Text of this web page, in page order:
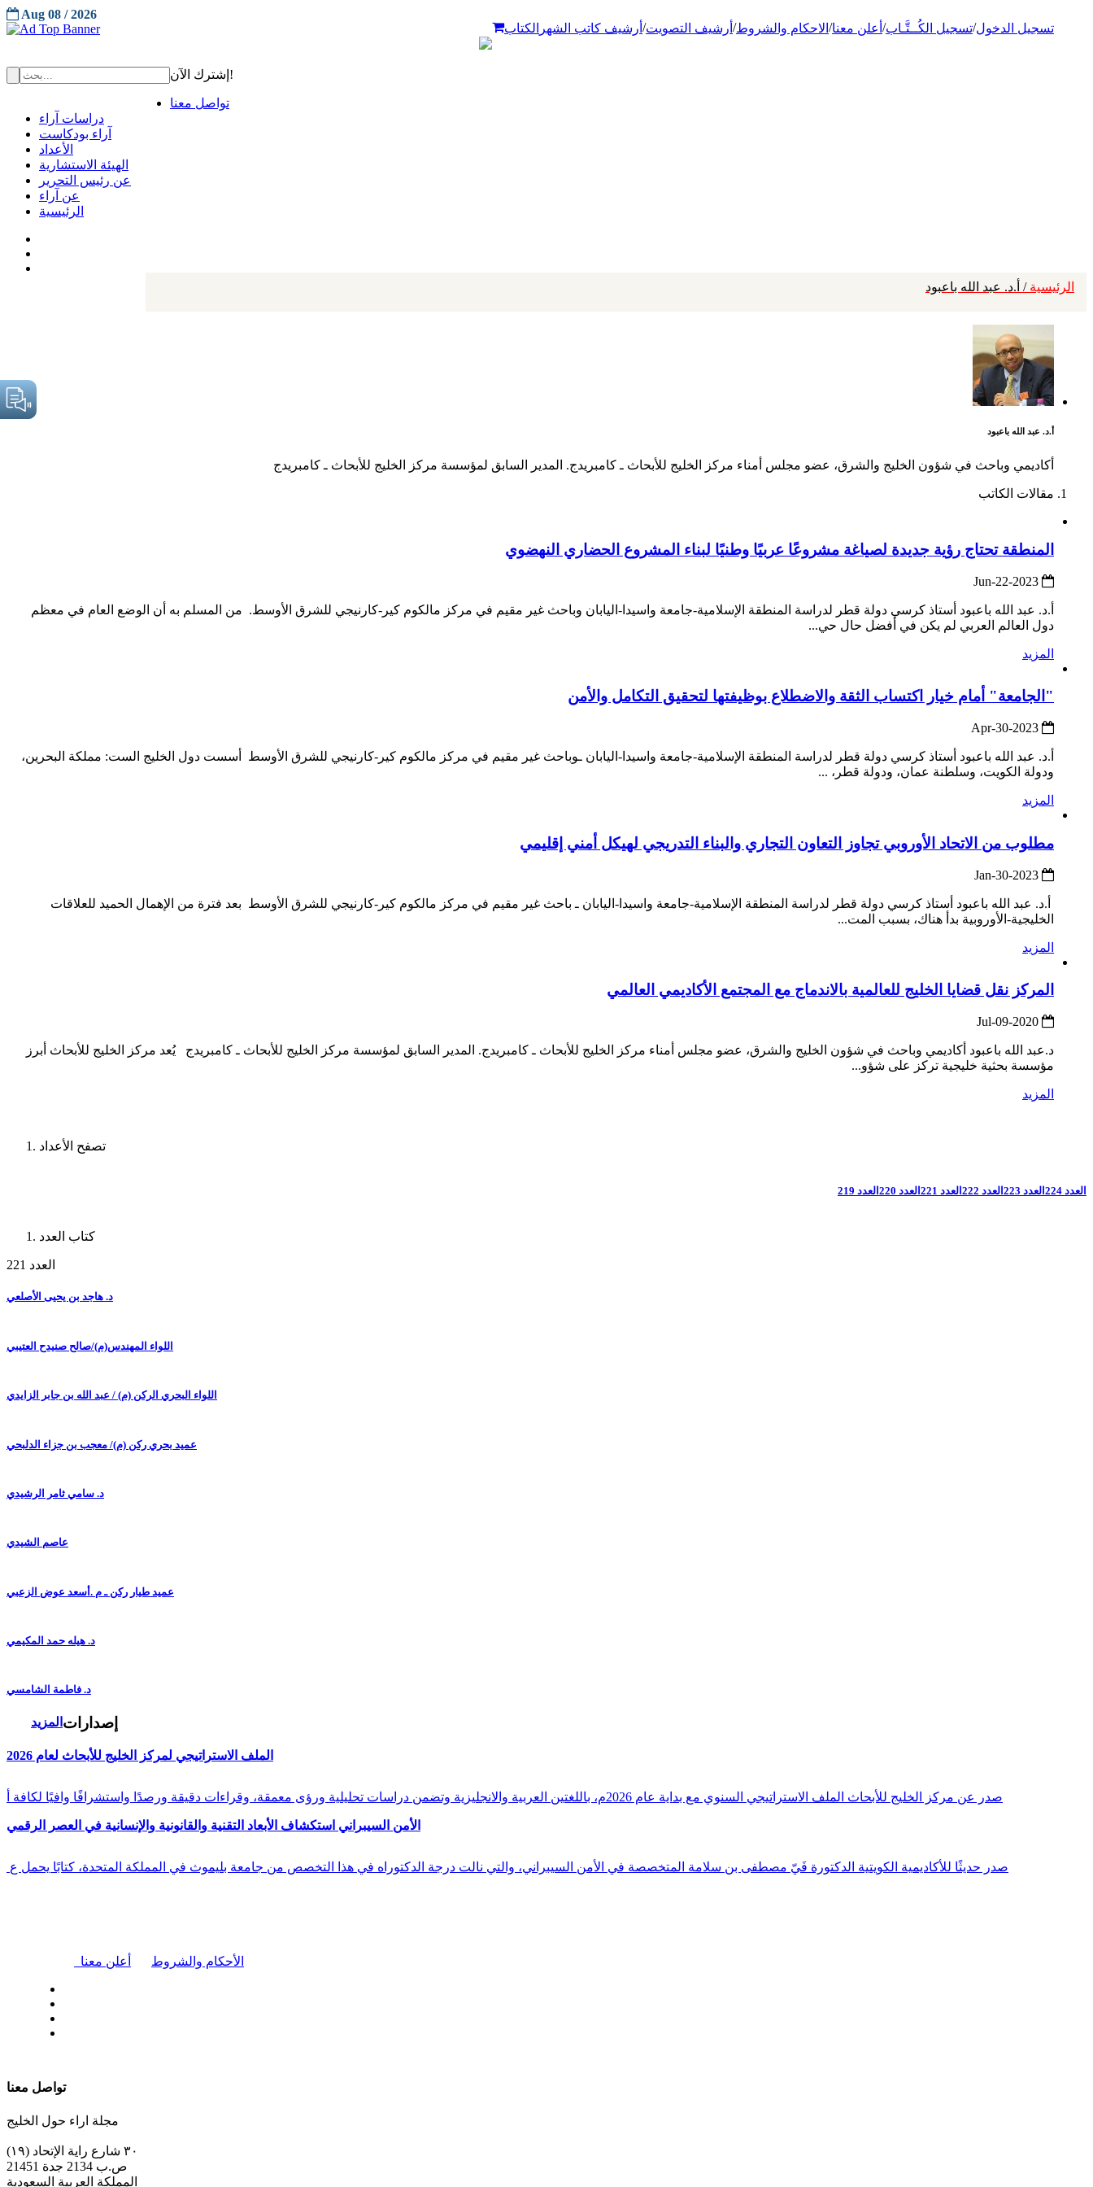
تسجيل الدخول/تسجيل الكُــتَّـاب/ أعلن معنا/ الاحكام والشروط/ أرشيف التصويت/ أرشيف كاتب الشهر الكتاب
Aug 08 / 2026
إشترك الآن!
تواصل معنا
دراسات آراء
آراء بودكاست
الأعداد
الهيئة الاستشارية
عن رئيس التحرير
عن آراء
الرئيسية
الرئيسية / أ.د. عبد الله باعبود
أ.د. عبد الله باعبود
أكاديمي وباحث في شؤون الخليج والشرق، عضو مجلس أمناء مركز الخليج للأبحاث ـ كامبريدج. المدير السابق لمؤسسة مركز الخليج للأبحاث ـ كامبريدج
مقالات الكاتب
المنطقة تحتاج رؤية جديدة لصياغة مشروعًا عربيًا وطنيًا لبناء المشروع الحضاري النهضوي
أ.د. عبد الله باعبود أستاذ كرسي دولة قطر لدراسة المنطقة الإسلامية-جامعة واسيدا-اليابان وباحث غير مقيم في مركز مالكوم كير-كارنيجي للشرق الأوسط. من المسلم به أن الوضع العام في معظم
دول العالم العربي لم يكن في أفضل حال حي...
المزيد
"الجامعة" أمام خيار اكتساب الثقة والاضطلاع بوظيفتها لتحقيق التكامل والأمن
أ.د. عبد الله باعبود أستاذ كرسي دولة قطر لدراسة المنطقة الإسلامية-جامعة واسيدا-اليابان ـوباحث غير مقيم في مركز مالكوم كير-كارنيجي للشرق الأوسط أسست دول الخليج الست: مملكة البحرين،
ودولة الكويت، وسلطنة عمان، ودولة قطر، ...
المزيد
مطلوب من الاتحاد الأوروبي تجاوز التعاون التجاري والبناء التدريجي لهيكل أمني إقليمي
أ.د. عبد الله باعبود أستاذ كرسي دولة قطر لدراسة المنطقة الإسلامية-جامعة واسيدا-اليابان ـ باحث غير مقيم في مركز مالكوم كير-كارنيجي للشرق الأوسط بعد فترة من الإهمال الحميد للعلاقات
الخليجية-الأوروبية بدأ هناك، بسبب المت...
المزيد
المركز نقل قضايا الخليج للعالمية بالاندماج مع المجتمع الأكاديمي العالمي
د.عبد الله باعبود أكاديمي وباحث في شؤون الخليج والشرق، عضو مجلس أمناء مركز الخليج للأبحاث ـ كامبريدج. المدير السابق لمؤسسة مركز الخليج للأبحاث ـ كامبريدج يُعد مركز الخليج للأبحاث أبرز
مؤسسة بحثية خليجية تركز على شؤو...
المزيد
تصفح الأعداد
العدد 224 العدد 223 العدد 222 العدد 221 العدد 220 العدد 219
كتاب العدد
العدد 221
د. هاجد بن يحيى الأصلعي
اللواء المهندس(م)/صالح صنيدح العتيبي
اللواء البحري الركن (م) / عبد الله بن جابر الزايدي
عميد بحري ركن (م)/ معجب بن جزاء الدلبحي
د. سامي ثامر الرشيدي
عاصم الشيدي
عميد طيار ركن ـ م .أسعد عوض الزعبي
د. هيله حمد المكيمي
د. فاطمة الشامسي
المزيد إصدارات
الملف الاستراتيجي لمركز الخليج للأبحاث لعام 2026
صدر عن مركز الخليج للأبحاث الملف الاستراتيجي السنوي مع بداية عام 2026م، باللغتين العربية والانجليزية وتضمن دراسات تحليلية ورؤى معمقة، وقراءات دقيقة ورصدًا واستشرافًا وافيًا لكافة أ
الأمن السيبراني استكشاف الأبعاد التقنية والقانونية والإنسانية في العصر الرقمي
صدر حديثًا للأكاديمية الكويتية الدكتورة فَيّ مصطفى بن سلامة المتخصصة في الأمن السيبراني، والتي نالت درجة الدكتوراه في هذا التخصص من جامعة بليموث في المملكة المتحدة، كتابًا يحمل ع
أعلن معنا الأحكام والشروط
تواصل معنا
مجلة اراء حول الخليج
٣٠ شارع راية الإتحاد (١٩)
ص.ب 2134 جدة 21451
المملكة العربية السعودية